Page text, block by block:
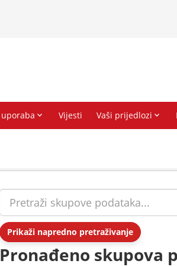
Prikaži napredno pretraživanje
Pronađeno skupova